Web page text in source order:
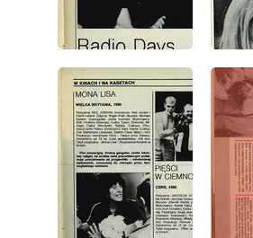
wydanie: 47/1987